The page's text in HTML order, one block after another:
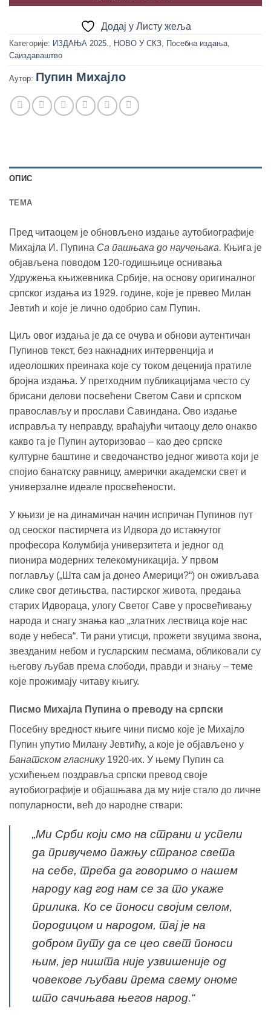
Додај у Листу жеља
Категорије: ИЗДАЊА 2025. НОВО У СКЗ Посебна издања
Саиздаваштво
Аутор: Пупин Михајло
ОПИС
TEМА
Пред читаоцем је обновљено издање аутобиографије
Михајла И. Пупина Са пашњака до научењака. Књига је
објављена поводом 120-годишњице оснивања
Удружења књижевника Србије, на основу оригиналног
српског издања из 1929. године, које је превео Милан
Јевтић и које је лично одобрио сам Пупин.
Циљ овог издања је да се очува и обнови аутентичан
Пупинов текст, без накнадних интервенција и
идеолошких преинака које су током деценија пратиле
бројна издања. У претходним публикацијама често су
брисани делови посвећени Светом Сави и српском
православљу и прослави Савиндана. Ово издање
исправља ту неправду, враћајући читаоцу дело онакво
какво га је Пупин ауторизовао – као део српске
културне баштине и сведочанство једног живота који је
спојио банатску равницу, амерички академски свет и
универзалне идеале просвећености.
У књизи је на динамичан начин испричан Пупинов пут
од сеоског пастирчета из Идвора до истакнутог
професора Колумбија универзитета и једног од
пионира модерних телекомуникација. У првом
поглављу („Шта сам ја донео Америци?“) он оживљава
слике свог детињства, пастирског живота, предања
старих Идвораца, улогу Светог Саве у просвећивању
народа и снагу знања као „златних лествица које нас
воде у небеса“. Ти рани утисци, прожети звуцима звона,
звезданим небом и гусларским песмама, обликовали су
његову љубав према слободи, правди и знању – теме
које прожимају читаву књигу.
Писмо Михајла Пупина о преводу на српски
Посебну вредност књиге чини писмо које је Михајло
Пупин упутио Милану Јевтићу, а које је објављено у
Банатском гласнику1920-их. У њему Пупин са
усхићењем поздравља српски превод своје
аутобиографије и објашњава да му није стало до личне
популарности, већ до народне ствари:
„Ми Срби који смо на страни и успели
да привучемо пажњу страног света
на себе, треба да говоримо о нашем
народу кад год нам се за то укаже
прилика. Ко се поноси својим селом,
породицом и народом, тај је на
добром путу да се цео свет поноси
њим, јер ништа није узвишеније од
човекове љубави према свему ономе
што сачињава његов народ.“